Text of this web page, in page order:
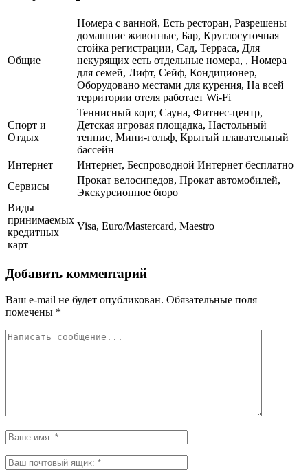
Общие
Номера с ванной, Есть ресторан, Разрешены
домашние животные, Бар, Круглосуточная
стойка регистрации, Сад, Терраса, Для
некурящих есть отдельные номера, , Номера
для семей, Лифт, Сейф, Кондиционер,
Оборудовано местами для курения, На всей
территории отеля работает Wi-Fi
Спорт и
Отдых
Теннисный корт, Сауна, Фитнес-центр,
Детская игровая площадка, Настольный
теннис, Мини-гольф, Крытый плавательный
бассейн
Интернет
Интернет, Беспроводной Интернет бесплатно
Сервисы
Прокат велосипедов, Прокат автомобилей,
Экскурсионное бюро
Виды
принимаемых
кредитных
карт
Visa, Euro/Mastercard, Maestro
Добавить комментарий
Ваш e-mail не будет опубликован. Обязательные поля
помечены *